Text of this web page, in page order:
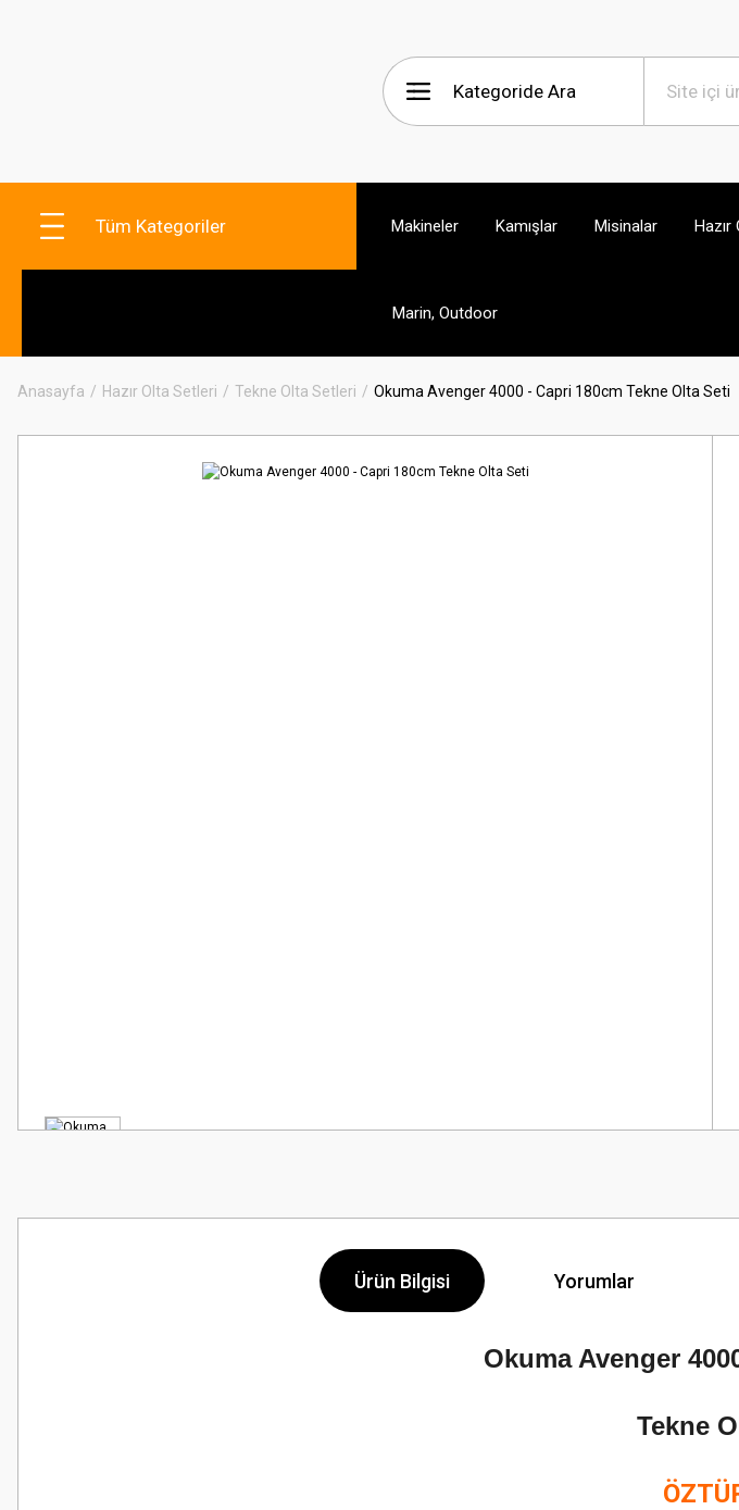
Tüm Kategoriler Makineler Kamışlar Misinalar Hazır
Marin, Outdoor
Anasayfa Hazır Olta Setleri Tekne Olta Setleri Okuma Avenger 4000 - Capri 180cm Tekne Olta Seti
Ürün Bilgisi Yorumlar
Okuma Avenger
Tekne